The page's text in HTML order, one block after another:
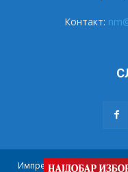
Контакт:
Импресум Маркетинг